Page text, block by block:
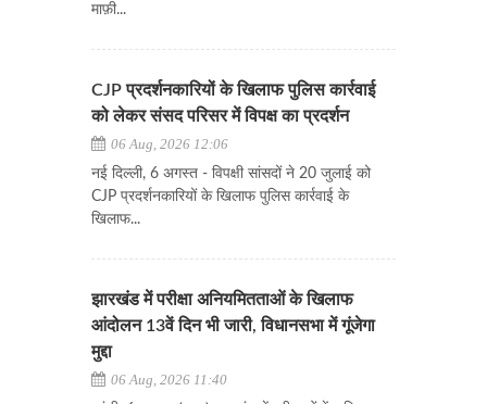
माफ़ी...
CJP प्रदर्शनकारियों के खिलाफ पुलिस कार्रवाई
को लेकर संसद परिसर में विपक्ष का प्रदर्शन
06 Aug, 2026 12:06
नई दिल्ली, 6 अगस्त - विपक्षी सांसदों ने 20 जुलाई को
CJP प्रदर्शनकारियों के खिलाफ पुलिस कार्रवाई के
खिलाफ...
झारखंड में परीक्षा अनियमितताओं के खिलाफ
आंदोलन 13वें दिन भी जारी, विधानसभा में गूंजेगा
मुद्दा
06 Aug, 2026 11:40